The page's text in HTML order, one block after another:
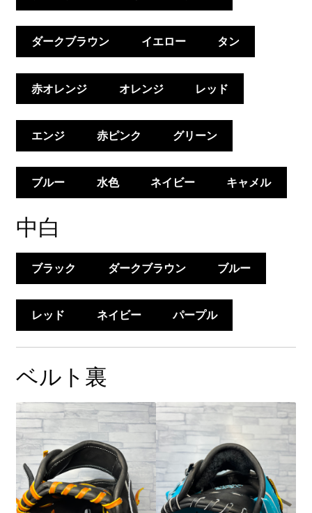
ダークブラウン イエロー タン
赤オレンジ オレンジ レッド
エンジ 赤ピンク グリーン
ブルー 水色 ネイビー キャメル
中白
ブラック ダークブラウン ブルー
レッド ネイビー パープル
ベルト裏